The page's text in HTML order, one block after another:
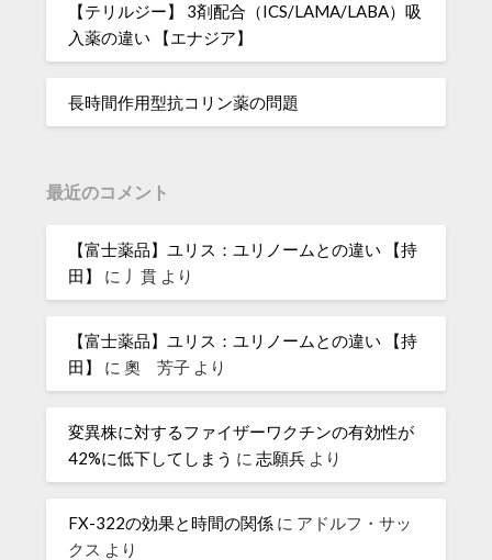
【テリルジー】 3剤配合（ICS/LAMA/LABA）吸
入薬の違い 【エナジア】
長時間作用型抗コリン薬の問題
最近のコメント
【富士薬品】ユリス：ユリノームとの違い 【持
田】
に 丿貫 より
【富士薬品】ユリス：ユリノームとの違い 【持
田】
に奧 芳子 より
変異株に対するファイザーワクチンの有効性が
42%に低下してしまう に志願兵 より
FX-322の効果と時間の関係 に アドルフ・サッ
クス より